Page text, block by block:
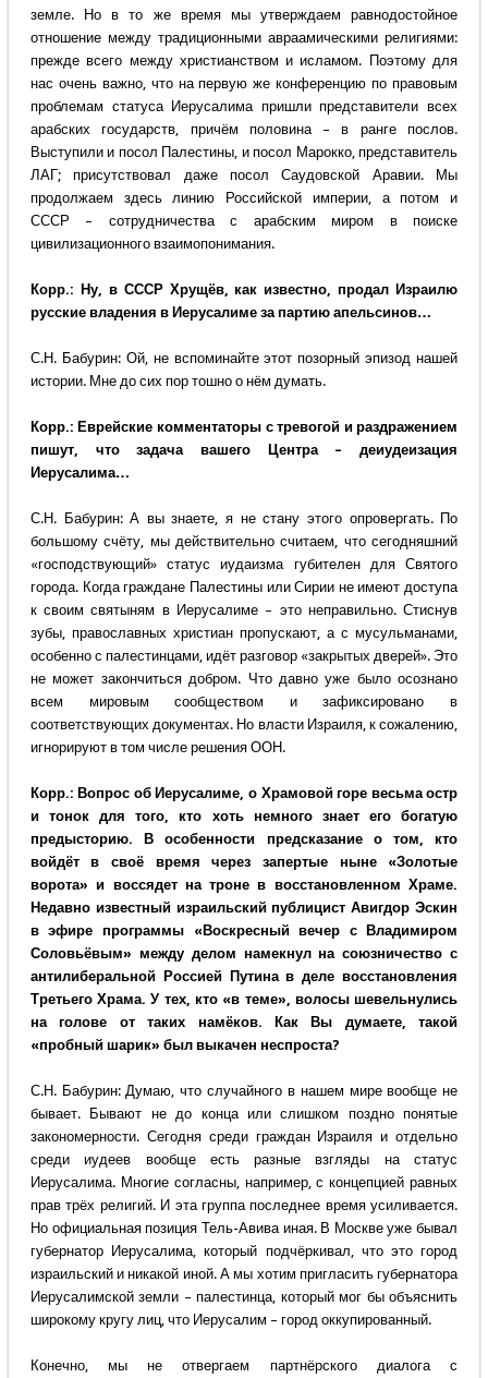
земле. Но в то же время мы утверждаем равнодостойное
отношение между традиционными авраамическими религиями:
прежде всего между христианством и исламом. Поэтому для
нас очень важно, что на первую же конференцию по правовым
проблемам статуса Иерусалима пришли представители всех
арабских государств, причём половина – в ранге послов.
Выступили и посол Палестины, и посол Марокко, представитель
ЛАГ; присутствовал даже посол Саудовской Аравии. Мы
продолжаем здесь линию Российской империи, а потом и
СССР – сотрудничества с арабским миром в поиске
цивилизационного взаимопонимания.
Корр.: Ну, в СССР Хрущёв, как известно, продал Израилю
русские владения в Иерусалиме за партию апельсинов…
С.Н. Бабурин: Ой, не вспоминайте этот позорный эпизод нашей
истории. Мне до сих пор тошно о нём думать.
Корр.: Еврейские комментаторы с тревогой и раздражением
пишут, что задача вашего Центра – деиудеизация
Иерусалима…
С.Н. Бабурин: А вы знаете, я не стану этого опровергать. По
большому счёту, мы действительно считаем, что сегодняшний
«господствующий» статус иудаизма губителен для Святого
города. Когда граждане Палестины или Сирии не имеют доступа
к своим святыням в Иерусалиме – это неправильно. Стиснув
зубы, православных христиан пропускают, а с мусульманами,
особенно с палестинцами, идёт разговор «закрытых дверей». Это
не может закончиться добром. Что давно уже было осознано
всем мировым сообществом и зафиксировано в
соответствующих документах. Но власти Израиля, к сожалению,
игнорируют в том числе решения ООН.
Корр.: Вопрос об Иерусалиме, о Храмовой горе весьма остр
и тонок для того, кто хоть немного знает его богатую
предысторию. В особенности предсказание о том, кто
войдёт в своё время через запертые ныне «Золотые
ворота» и воссядет на троне в восстановленном Храме.
Недавно известный израильский публицист Авигдор Эскин
в эфире программы «Воскресный вечер с Владимиром
Соловьёвым» между делом намекнул на союзничество с
антилиберальной Россией Путина в деле восстановления
Третьего Храма. У тех, кто «в теме», волосы шевельнулись
на голове от таких намёков. Как Вы думаете, такой
«пробный шарик» был выкачен неспроста?
С.Н. Бабурин: Думаю, что случайного в нашем мире вообще не
бывает. Бывают не до конца или слишком поздно понятые
закономерности. Сегодня среди граждан Израиля и отдельно
среди иудеев вообще есть разные взгляды на статус
Иерусалима. Многие согласны, например, с концепцией равных
прав трёх религий. И эта группа последнее время усиливается.
Но официальная позиция Тель-Авива иная. В Москве уже бывал
губернатор Иерусалима, который подчёркивал, что это город
израильский и никакой иной. А мы хотим пригласить губернатора
Иерусалимской земли – палестинца, который мог бы объяснить
широкому кругу лиц, что Иерусалим – город оккупированный.
Конечно, мы не отвергаем партнёрского диалога с